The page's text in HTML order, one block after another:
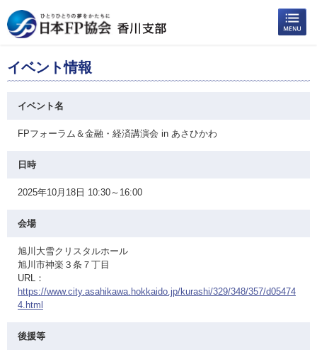
イベント情報
イベント名
FPフォーラム＆金融・経済講演会 in あさひかわ
日時
2025年10月18日 10:30～16:00
会場
旭川大雪クリスタルホール
旭川市神楽３条７丁目
URL：
https://www.city.asahikawa.hokkaido.jp/kurashi/329/348/357/d05474
4.html
後援等